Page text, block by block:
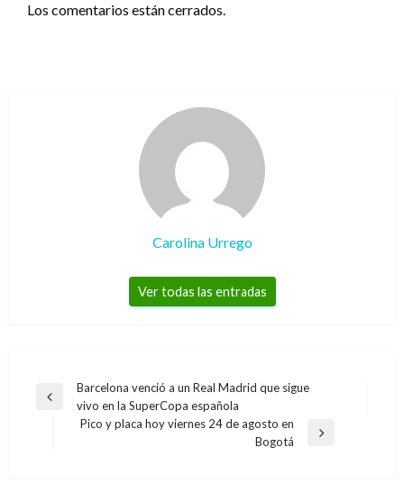
Los comentarios están cerrados.
Carolina Urrego
Ver todas las entradas
Navegación
Entrada
Barcelona venció a un Real Madrid que sigue
vivo en la SuperCopa española
Pico y placa hoy viernes 24 de agosto en
Bogotá